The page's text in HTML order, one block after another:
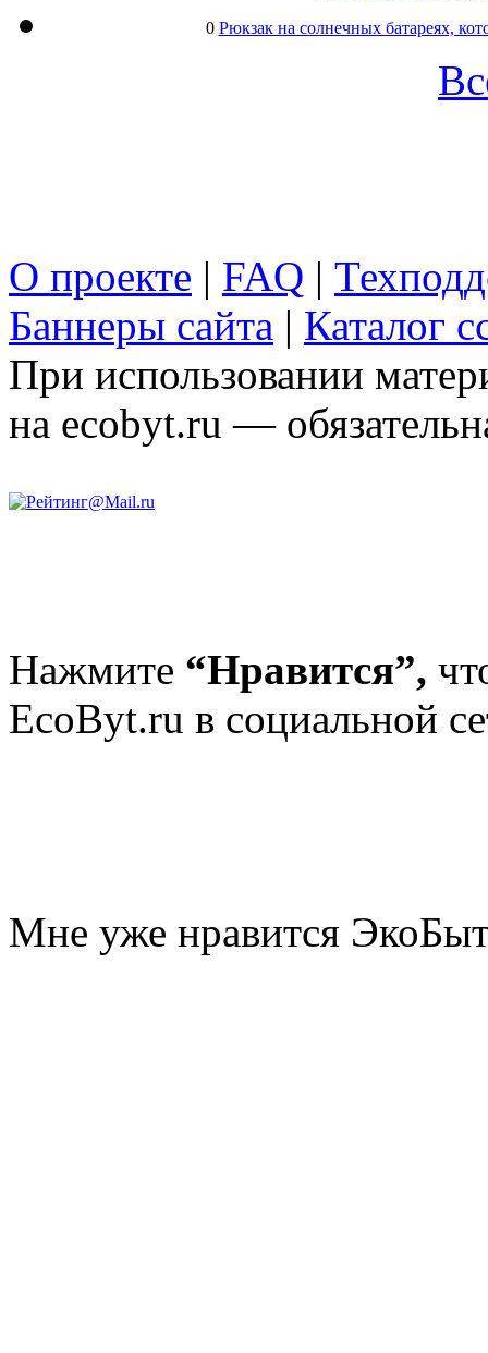
0 Рюкзак на солнечных батареях,
О проекте | FAQ |
Баннеры сайта | Каталог
При использовании
на ecobyt.ru —
Нажмите “Нравится”,
EcoByt.ru в социальной
Мне уже нравится